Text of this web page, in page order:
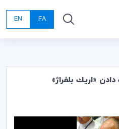
FA
EN